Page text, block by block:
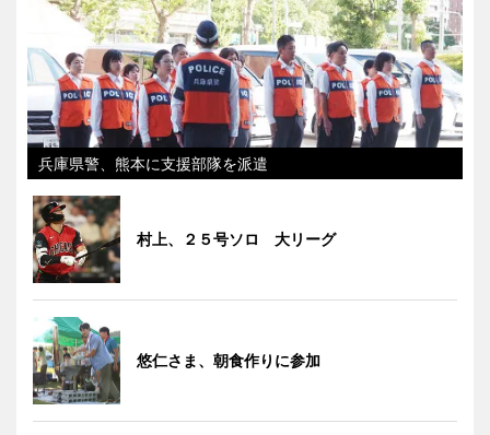
兵庫県警、熊本に支援部隊を派遣
村上、２５号ソロ 大リーグ
悠仁さま、朝食作りに参加